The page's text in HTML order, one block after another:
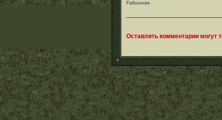
Falloutник
Оставлять комментарии могут